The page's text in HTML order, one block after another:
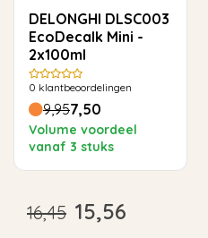
DELONGHI DLSC003
EcoDecalk Mini -
2x100ml
0 klantbeoordelingen
9,957,50
Volume voordeel
vanaf 3 stuks
16,45 15,56